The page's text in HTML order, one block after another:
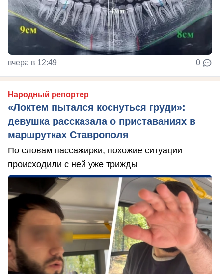
вчера в 12:49 0
Народный репортер
«Локтем пытался коснуться груди»:
девушка рассказала о приставаниях в
маршрутках Ставрополя
По словам пассажирки, похожие ситуации
происходили с ней уже трижды